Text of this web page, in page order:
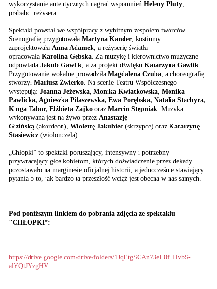
wykorzystanie autentycznych nagrań wspomnień Heleny Pluty,
prababci reżysera.
Spektakl powstał we współpracy z wybitnym zespołem twórców.
Scenografię przygotowała Martyna Kander, kostiumy
zaprojektowała Anna Adamek, a reżyserię światła
opracowała Karolina Gębska. Za muzykę i kierownictwo muzyczne
odpowiada Jakub Gawlik, a za projekt dźwięku Katarzyna Gawlik.
Przygotowanie wokalne prowadziła Magdalena Czuba, a choreografię
stworzył Mariusz Żwierko. Na scenie Teatru Współczesnego
występują: Joanna Jeżewska, Monika Kwiatkowska, Monika
Pawlicka, Agnieszka Pilaszewska, Ewa Porębska, Natalia Stachyra,
Kinga Tabor, Elżbieta Zajko oraz Marcin Stępniak. Muzyka
wykonywana jest na żywo przez Anastazję
Gizińską (akordeon), Wiolettę Jakubiec (skrzypce) oraz Katarzynę
Stasiewicz (wiolonczela).
„Chłopki” to spektakl poruszający, intensywny i potrzebny –
przywracający głos kobietom, których doświadczenie przez dekady
pozostawało na marginesie oficjalnej historii, a jednocześnie stawiający
pytania o to, jak bardzo ta przeszłość wciąż jest obecna w nas samych.
Pod poniższym linkiem do pobrania zdjęcia ze spektaklu
"CHŁOPKI”:
https://drive.google.com/drive/folders/1JqEtgSCAn73eL8f_HvbS-
alYQtJYzgHV